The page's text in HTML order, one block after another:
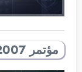
مؤتمر 2007 والآي فون الأول